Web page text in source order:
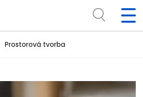
Prostorová tvorba